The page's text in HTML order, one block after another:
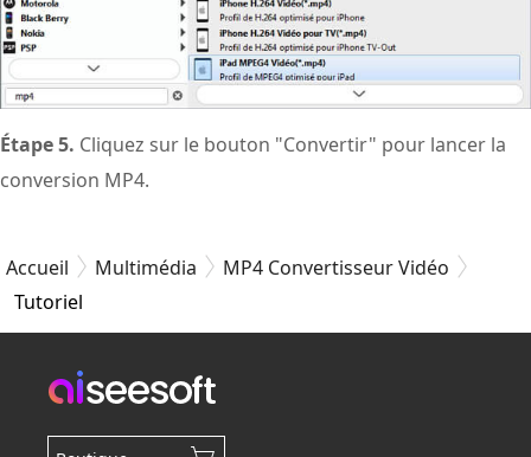
Étape 5. Cliquez sur le bouton "Convertir" pour lancer la
conversion MP4.
Accueil Multimédia
MP4 Convertisseur Vidéo
Tutoriel